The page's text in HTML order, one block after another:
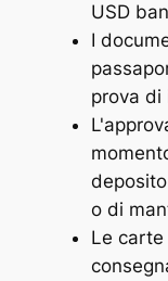
USD
I
prova di
o di
Le